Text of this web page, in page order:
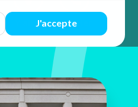
J'accepte
Y aller Appeler